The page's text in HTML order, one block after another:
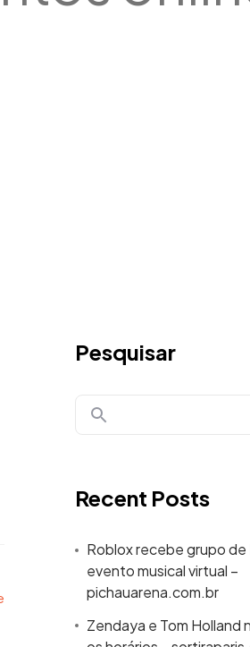
Pesquisar
Recent Posts
Roblox recebe grupo de
evento musical virtual –
pichauarena.com.br
Zendaya e Tom Holland